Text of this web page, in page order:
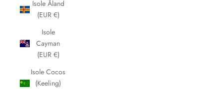
Isole Åland
(EUR €)
Isole
Cayman
(EUR €)
Isole Cocos
(Keeling)